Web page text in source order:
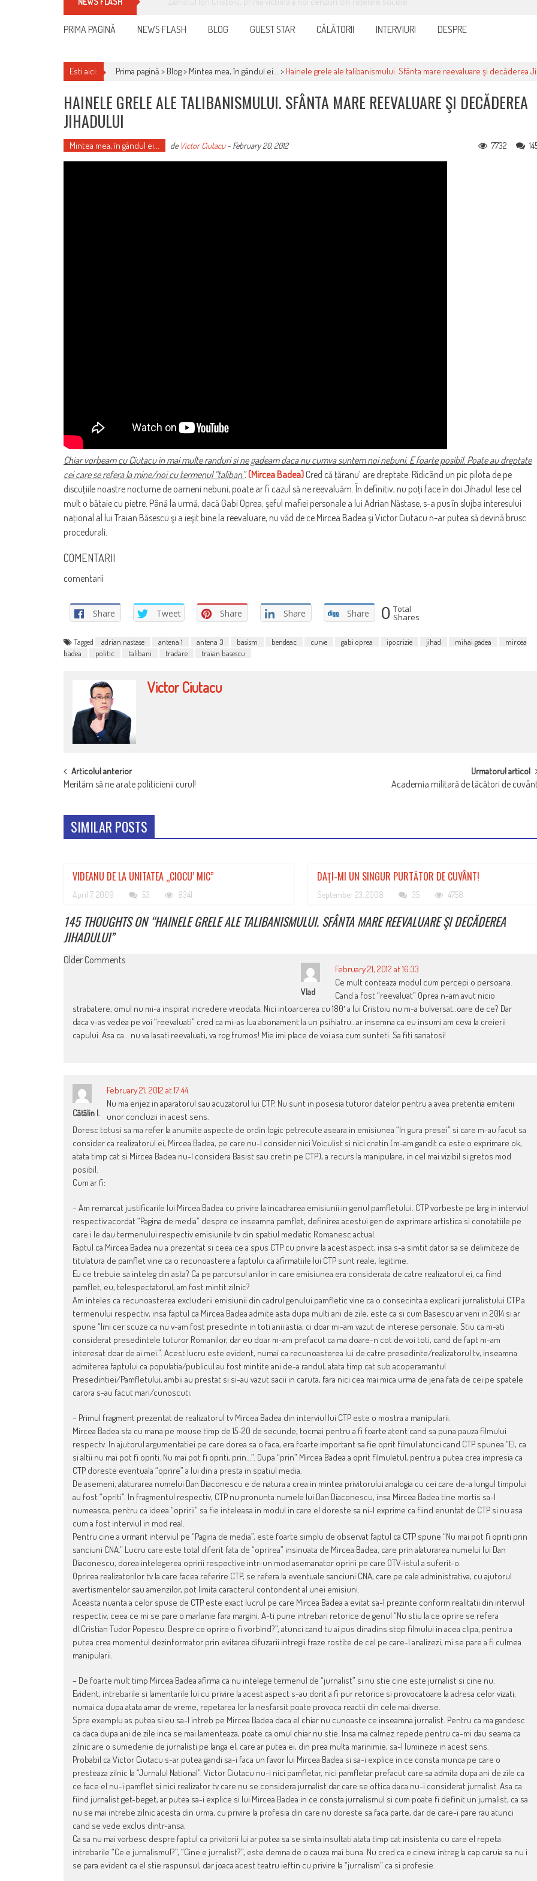
PRIMA PAGINĂ NEWS FLASH BLOG GUEST STAR CĂLĂTORII INTERVIURI DESPRE
Esti aici: Prima pagină > Blog> Mintea mea, în gândul ei... > Hainele grele ale talibanismului. Sfânta mare reevaluare şi decăderea
HAINELE GRELE ALE TALIBANISMULUI. SFÂNTA MARE REEVALUARE ŞI DECĂDEREA
JIHADULUI
Mintea mea, în gândul ei... de Victor Ciutacu- February 20, 2012 7732
Chiar vorbeam cu Ciutacu in mai multe randuri si ne gadeam daca nu cumva suntem noi nebuni. E foarte posibil. Poate au dreptate
cei care se refera la mine/noi cu termenul “taliban”.(Mircea Badea) Cred că ţăranu’ are dreptate. Ridicând un pic pilota de pe
discuţiile noastre nocturne de oameni nebuni, poate ar fi cazul să ne reevaluăm. În definitiv, nu poţi face în doi Jihadul. Iese cel
mult o bătaie cu pietre. Până la urmă, dacă Gabi Oprea, şeful mafiei personale a lui Adrian Năstase, s-a pus în slujba interesului
naţional al lui Traian Băsescu şi a ieşit bine la reevaluare, nu văd de ce Mircea Badea şi Victor Ciutacu n-ar putea să devină brusc
procedurali.
COMENTARII
comentarii
Share Tweet Share Share Share 0 Total
Shares
Tagged adrian nastase antena 1 antena 3 basism bendeac curve gabi oprea ipocrizie jihad mihai gadea
mircea
badea
politic talibani tradare traian basescu
Victor Ciutacu
POST
NAVIGATION
Articolul anterior
Merităm să ne arate politicienii curul!
Urmatorul articol
Academia militară de tăcători de
SIMILAR POSTS
VIDEANU DE LA UNITATEA „CIOCU’ MIC”
April 7, 2009 53 8341
DAŢI-MI UN SINGUR PURTĂTOR DE CUVÂNT!
September 23, 2008 35 4758
145 THOUGHTS ON “HAINELE GRELE ALE TALIBANISMULUI. SFÂNTA MARE REEVALUARE ŞI DECĂDEREA
JIHADULUI”
COMMENT
Older Comments
Vlad
February 21, 2012 at 16:33
Ce mult conteaza modul cum percepi o persoana.
Cand a fost “reevaluat” Oprea n-am avut nicio
strabatere, omul nu mi-a inspirat incredere vreodata. Nici intoarcerea cu 180′ a lui Cristoiu nu m-a bulversat..oare de ce? Dar
daca v-as vedea pe voi “reevaluati” cred ca mi-as lua abonament la un psihiatru…ar insemna ca eu insumi am ceva la creierii
capului. Asa ca… nu va lasati reevaluati, va rog frumos! Mie imi place de voi asa cum sunteti. Sa fiti sanatosi!
Cãtãlin I.
February 21, 2012 at 17:44
Nu ma erijez in aparatorul sau acuzatorul lui CTP. Nu sunt in posesia tuturor datelor pentru a avea pretentia emiterii
unor concluzii in acest sens.
Doresc totusi sa ma refer la anumite aspecte de ordin logic petrecute aseara in emisiunea “In gura presei” si care m-au facut sa
consider ca realizatorul ei, Mircea Badea, pe care nu-l consider nici Voiculist si nici cretin (m-am gandit ca este o exprimare ok,
atata timp cat si Mircea Badea nu-l considera Basist sau cretin pe CTP), a recurs la manipulare, in cel mai vizibil si gretos mod
posibil.
Cum ar fi:
– Am remarcat justificarile lui Mircea Badea cu privire la incadrarea emisiunii in genul pamfletului. CTP vorbeste pe larg in interviul
respectiv acordat “Pagina de media” despre ce inseamna pamflet, definirea acestui gen de exprimare artistica si conotatiile pe
care i le dau termenului respectiv emisiunile tv din spatiul mediatic Romanesc actual.
Faptul ca Mircea Badea nu a prezentat si ceea ce a spus CTP cu privire la acest aspect, insa s-a simtit dator sa se delimiteze de
titulatura de pamflet vine ca o recunoastere a faptului ca afirmatiile lui CTP sunt reale, legitime.
Eu ce trebuie sa inteleg din asta? Ca pe parcursul anilor in care emisiunea era considerata de catre realizatorul ei, ca fiind
pamflet, eu, telespectatorul, am fost mintit zilnic?
Am inteles ca recunoasterea excluderii emisiunii din cadrul genului pamfletic vine ca o consecinta a explicarii jurnalistului CTP a
termenului respectiv, insa faptul ca Mircea Badea admite asta dupa multi ani de zile, este ca si cum Basescu ar veni in 2014 si ar
spune “Imi cer scuze ca nu v-am fost presedinte in toti anii astia, ci doar mi-am vazut de interese personale. Stiu ca m-ati
considerat presedintele tuturor Romanilor, dar eu doar m-am prefacut ca ma doare-n cot de voi toti, cand de fapt m-am
interesat doar de ai mei.”. Acest lucru este evident, numai ca recunoasterea lui de catre presedinte/realizatorul tv, inseamna
admiterea faptului ca populatia/publicul au fost mintite ani de-a randul, atata timp cat sub acoperamantul
Presedintiei/Pamfletului, ambii au prestat si si-au vazut sacii in caruta, fara nici cea mai mica urma de jena fata de cei pe spatele
carora s-au facut mari/cunoscuti.
– Primul fragment prezentat de realizatorul tv Mircea Badea din interviul lui CTP este o mostra a manipularii.
Mircea Badea sta cu mana pe mouse timp de 15-20 de secunde, tocmai pentru a fi foarte atent cand sa puna pauza filmului
respectv. In ajutorul argumentatiei pe care dorea sa o faca, era foarte important sa fie oprit filmul atunci cand CTP spunea “El, ca
si altii nu mai pot fi opriti. Nu mai pot fi opriti, prin…”. Dupa “prin” Mircea Badea a oprit filmuletul, pentru a putea crea impresia ca
CTP doreste eventuala “oprire” a lui din a presta in spatiul media.
De asemeni, alaturarea numelui Dan Diaconescu e de natura a crea in mintea privitorului analogia cu cei care de-a lungul timpului
au fost “opriti”. In fragmentul respectiv, CTP nu pronunta numele lui Dan Diaconescu, insa Mircea Badea tine mortis sa-l
numeasca, pentru ca ideea “opririi” sa fie inteleasa in modul in care el doreste sa ni-l exprime ca fiind enuntat de CTP si nu asa
cum a fost interviul in mod real.
Pentru cine a urmarit interviul pe “Pagina de media”, este foarte simplu de observat faptul ca CTP spune “Nu mai pot fi opriti prin
sanciuni CNA.” Lucru care este total diferit fata de “oprirea” insinuata de Mircea Badea, care prin alaturarea numelui lui Dan
Diaconescu, dorea intelegerea opririi respective intr-un mod asemanator opririi pe care OTV-istul a suferit-o.
Oprirea realizatorilor tv la care facea referire CTP, se refera la eventuale sanciuni CNA, care pe cale administrativa, cu ajutorul
avertismentelor sau amenzilor, pot limita caracterul contondent al unei emisiuni.
Aceasta nuanta a celor spuse de CTP este exact lucrul pe care Mircea Badea a evitat sa-l prezinte conform realitatii din interviul
respectiv, ceea ce mi se pare o marlanie fara margini. A-ti pune intrebari retorice de genul “Nu stiu la ce oprire se refera
dl.Cristian Tudor Popescu. Despre ce oprire o fi vorbind?”, atunci cand tu ai pus dinadins stop filmului in acea clipa, pentru a
putea crea momentul dezinformator prin evitarea difuzarii intregii fraze rostite de cel pe care-l analizezi, mi se pare a fi culmea
manipularii.
– De foarte mult timp Mircea Badea afirma ca nu intelege termenul de “jurnalist” si nu stie cine este jurnalist si cine nu.
Evident, intrebarile si lamentarile lui cu privire la acest aspect s-au dorit a fi pur retorice si provocatoare la adresa celor vizati,
numai ca dupa atata amar de vreme, repetarea lor la nesfarsit poate provoca reactii din cele mai diverse.
Spre exemplu as putea si eu sa-l intreb pe Mircea Badea daca el chiar nu cunoaste ce inseamna jurnalist. Pentru ca ma gandesc
ca daca dupa ani de zile inca se mai lamenteaza, poate ca omul chiar nu stie. Insa ma calmez repede pentru ca-mi dau seama ca
zilnic are o sumedenie de jurnalisti pe langa el, care ar putea ei, din prea multa marinimie, sa-l lumineze in acest sens.
Probabil ca Victor Ciutacu s-ar putea gandi sa-i faca un favor lui Mircea Badea si sa-i explice in ce consta munca pe care o
presteaza zilnic la “Jurnalul National”. Victor Ciutacu nu-i nici pamfletar, nici pamfletar prefacut care sa admita dupa ani de zile ca
ce face el nu-i pamflet si nici realizator tv care nu se considera jurnalist dar care se oftica daca nu-i considerat jurnalist. Asa ca
fiind jurnalist get-beget, ar putea sa-i explice si lui Mircea Badea in ce consta jurnalismul si cum poate fi definit un jurnalist, ca sa
nu se mai intrebe zilnic acesta din urma, cu privire la profesia din care nu doreste sa faca parte, dar de care-i pare rau atunci
cand se vede exclus dintr-ansa.
Ca sa nu mai vorbesc despre faptul ca privitorii lui ar putea sa se simta insultati atata timp cat insistenta cu care el repeta
intrebarile “Ce e jurnalismul?”, “Cine e jurnalist?”, este demna de o cauza mai buna. Nu cred ca e cineva intreg la cap caruia sa nu i
se para evident ca el stie raspunsul, dar joaca acest teatru ieftin cu privire la “jurnalism” ca si profesie.